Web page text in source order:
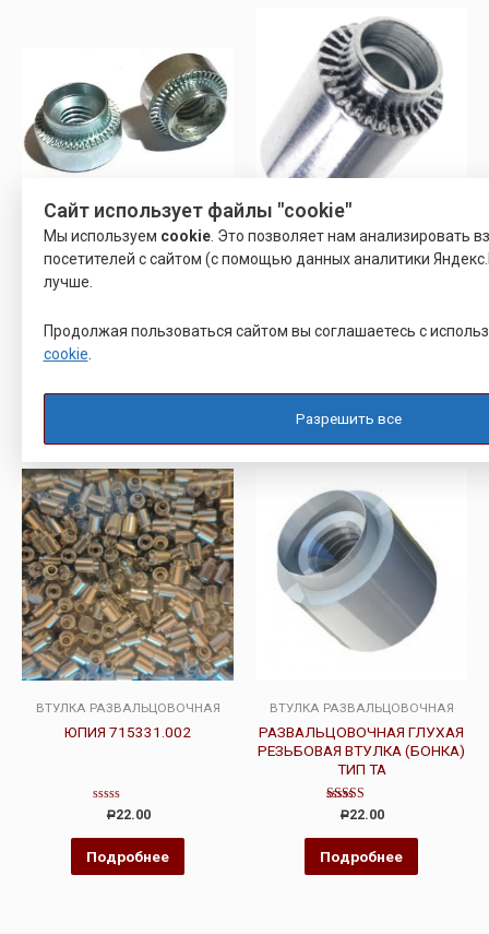
ВТУЛКА РАЗВАЛЬЦОВОЧНАЯ
ВТУЛКА ЮПИЯ 713361.003
Подробнее
ВТУЛКА РАЗВАЛЬЦОВОЧНАЯ
РАЗВАЛЬЦОВОЧНАЯ
Подробнее
ВТУЛКА РАЗВАЛЬЦОВОЧНАЯ
ЮПИЯ 715331.002
Оценка
из
Р22.00
Подробнее
ВТУЛКА РАЗВАЛЬЦОВОЧНАЯ
РАЗВАЛЬЦОВОЧНАЯ ГЛУХАЯ
РЕЗЬБОВАЯ ВТУЛКА (БОНКА)
ТИП ТА
Оценка
из 5
Р22.00
Подробнее
Сайт использует файлы "cookie"
Мы используем cookie. Это позволяет нам анализировать
посетителей с сайтом (с помощью данных аналитики
лучше.
Продолжая пользоваться сайтом вы соглашаетесь с
cookie
Разрешить все